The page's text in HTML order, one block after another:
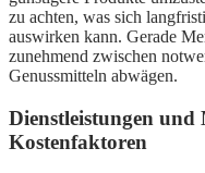
zu achten, was sich
auswirken kann. Gerade
zunehmend zwischen
Genussmitteln abwägen.
Dienstleistungen und
Kostenfaktoren